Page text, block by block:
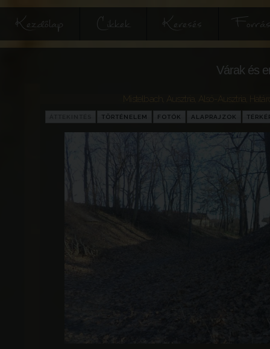
Kezdőlap Cikkek Keresés
Várak és
Mistelbach Ausztria Alsó-Ausztria
TÖRTÉNELEM FOTÓK ALAPRAJZOK